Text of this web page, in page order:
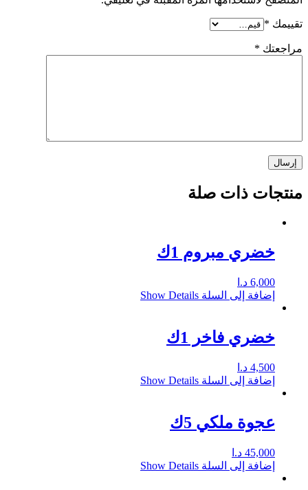
تقييمك *
مراجعتك *
منتجات ذات صلة
خضري مبروم 1ك
6,000 د.ا
إضافة إلى السلة
خضري فاخر 1ك
4,500 د.ا
إضافة إلى السلة
عجوة ملكي 5ك
45,000 د.ا
إضافة إلى السلة